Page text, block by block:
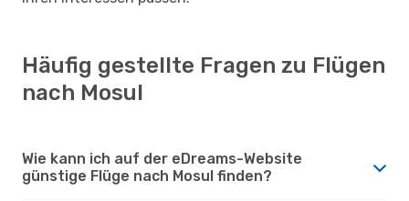
Häufig gestellte Fragen zu Flügen
nach Mosul
Wie kann ich auf der eDreams-Website
günstige Flüge nach Mosul finden?